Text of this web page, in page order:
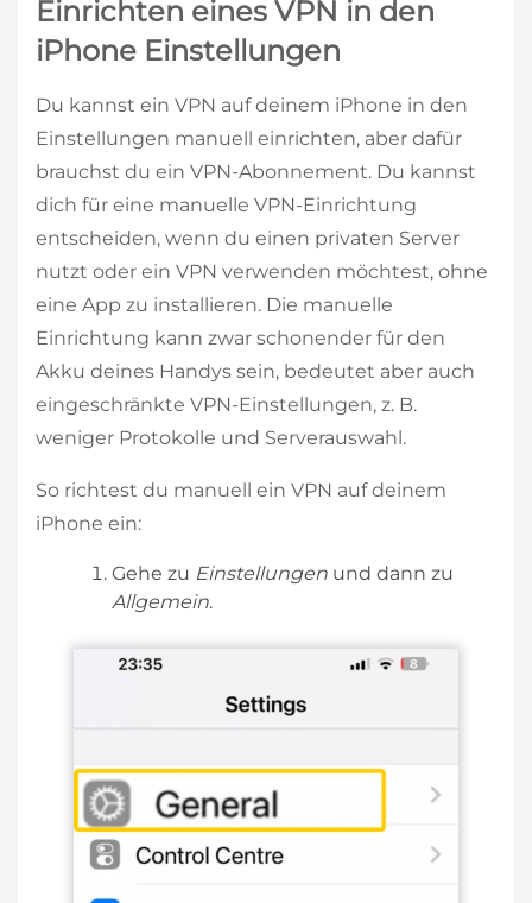
Einrichten eines VPN in den
iPhone Einstellungen
Du kannst ein VPN auf deinem iPhone in den
Einstellungen manuell einrichten, aber dafür
brauchst du ein VPN-Abonnement. Du kannst
dich für eine manuelle VPN-Einrichtung
entscheiden, wenn du einen privaten Server
nutzt oder ein VPN verwenden möchtest, ohne
eine App zu installieren. Die manuelle
Einrichtung kann zwar schonender für den
Akku deines Handys sein, bedeutet aber auch
eingeschränkte VPN-Einstellungen, z. B.
weniger Protokolle und Serverauswahl.
So richtest du manuell ein VPN auf deinem
iPhone ein:
Gehe zu Einstellungen und dann zu
Allgemein.